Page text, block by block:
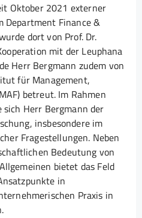
Oktober 2021 externer
Department Finance &
dort von Prof. Dr.
mit der Leuphana
Herr Bergmann zudem von
für Management,
betreut. Im Rahmen
Herr Bergmann der
insbesondere im
Fragestellungen. Neben
Bedeutung von
bietet das Feld
in
Praxis in